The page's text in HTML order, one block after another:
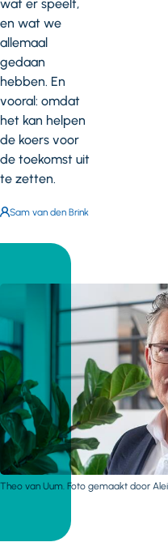
wat er speelt,
en wat we
allemaal
gedaan
hebben. En
vooral: omdat
het kan helpen
de koers voor
de toekomst uit
te zetten.
Auteur:
Sam van den Brink
Theo van Uum. Foto gemaakt door